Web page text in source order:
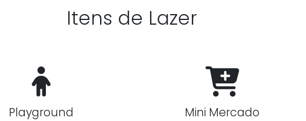
Itens de Lazer
Playground Mini Mercado